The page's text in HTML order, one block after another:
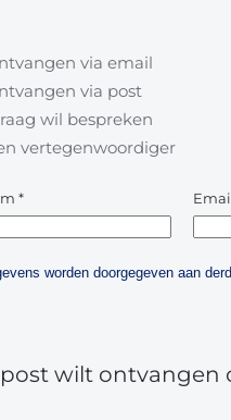
via email
via post
wil bespreken
vertegenwoordiger
*
worden doorgegeven aan
wilt